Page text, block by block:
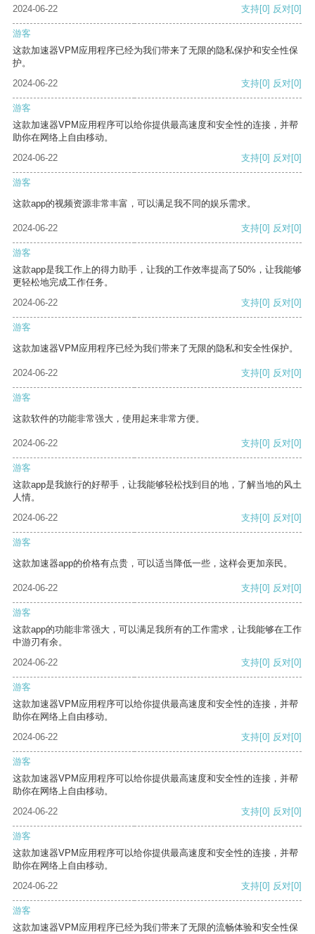
2024-06-22 支持[0] 反对[0]
游客
这款加速器VPM应用程序已经为我们带来了无限的隐私保护和安全性保
护。
2024-06-22
支持[0] 反对[0]
游客
这款加速器VPM应用程序可以给你提供最高速度和安全性的连接，并帮
助你在网络上自由移动。
2024-06-22
支持[0] 反对[0]
游客
这款app的视频资源非常丰富，可以满足我不同的娱乐需求。
2024-06-22 支持[0] 反对[0]
游客
这款app是我工作上的得力助手，让我的工作效率提高了50%，让我能够
更轻松地完成工作任务。
2024-06-22
支持[0] 反对[0]
游客
这款加速器VPM应用程序已经为我们带来了无限的隐私和安全性保护。
2024-06-22 支持[0] 反对[0]
游客
这款软件的功能非常强大，使用起来非常方便。
2024-06-22 支持[0] 反对[0]
游客
这款app是我旅行的好帮手，让我能够轻松找到目的地，了解当地的风土
人情。
2024-06-22
支持[0] 反对[0]
游客
这款加速器app的价格有点贵，可以适当降低一些，这样会更加亲民。
2024-06-22 支持[0] 反对[0]
游客
这款app的功能非常强大，可以满足我所有的工作需求，让我能够在工作
中游刃有余。
2024-06-22
支持[0] 反对[0]
游客
这款加速器VPM应用程序可以给你提供最高速度和安全性的连接，并帮
助你在网络上自由移动。
2024-06-22
支持[0] 反对[0]
游客
这款加速器VPM应用程序可以给你提供最高速度和安全性的连接，并帮
助你在网络上自由移动。
2024-06-22
支持[0] 反对[0]
游客
这款加速器VPM应用程序可以给你提供最高速度和安全性的连接，并帮
助你在网络上自由移动。
2024-06-22
支持[0] 反对[0]
游客
这款加速器VPM应用程序已经为我们带来了无限的流畅体验和安全性保